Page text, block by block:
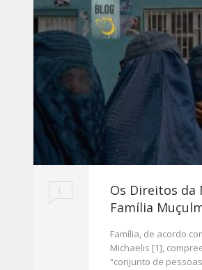
1
Os Direitos da
Família
Família, de acordo
Michaelis [1],
“conjunto de